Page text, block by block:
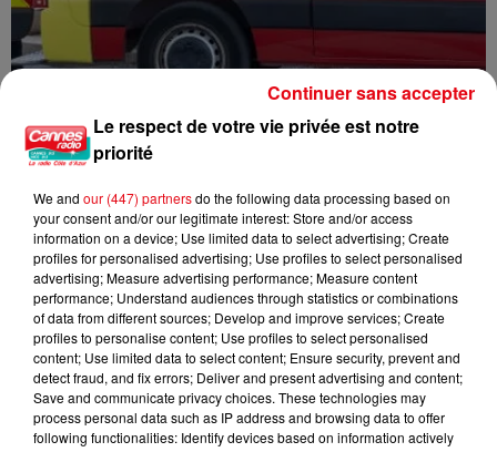
Accident de parachute ascensionnel à Saint-Cyr-sur-Mer : un père
et...
Le respect de votre vie privée est notre
priorité
We and our (447) partnersdo the following data processing based on
your consent and/or our legitimate interest: Store and/or access
information on a device; Use limited data to select advertising; Create
profiles for personalised advertising; Use profiles to select personalised
advertising; Measure advertising performance; Measure content
performance; Understand audiences through statistics or combinations
of data from different sources; Develop and improve services; Create
profiles to personalise content; Use profiles to select personalised
content; Use limited data to select content; Ensure security, prevent and
detect fraud, and fix errors; Deliver and present advertising and content;
Save and communicate privacy choices. These technologies may
process personal data such as IP address and browsing data to offer
following functionalities: Identify devices based on information actively
Continuer sans accepter